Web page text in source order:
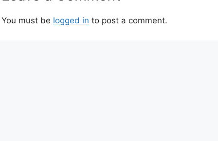
You must be logged in to post a comment.